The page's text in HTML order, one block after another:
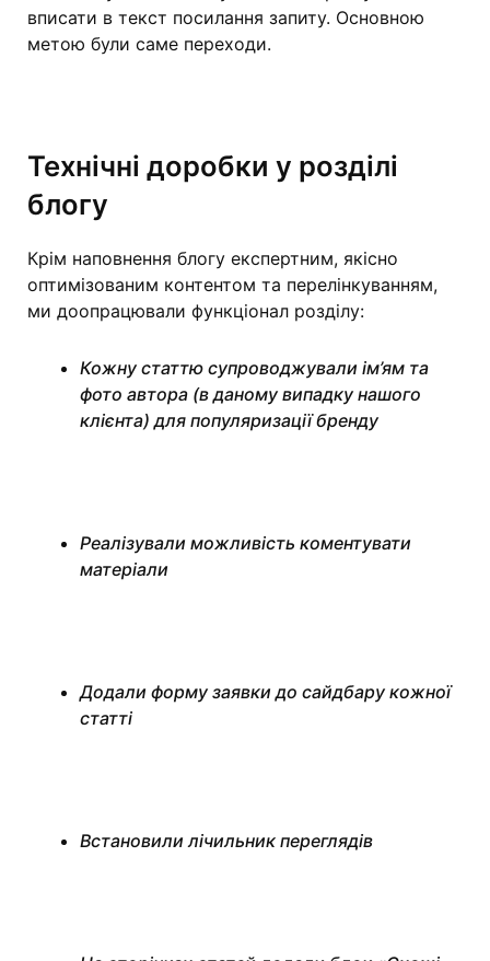
вписати в текст посилання запиту. Основною
метою були саме переходи.
Технічні доробки у розділі
блогу
Крім наповнення блогу експертним, якісно
оптимізованим контентом та перелінкуванням,
ми доопрацювали функціонал розділу:
Кожну статтю супроводжували ім’ям та
фото автора (в даному випадку нашого
клієнта) для популяризації бренду
Реалізували можливість коментувати
матеріали
Додали форму заявки до сайдбару кожної
статті
Встановили лічильник переглядів